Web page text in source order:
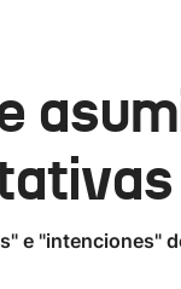
e "intenciones"